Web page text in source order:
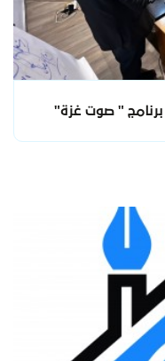
برنامج " صوت غزة"